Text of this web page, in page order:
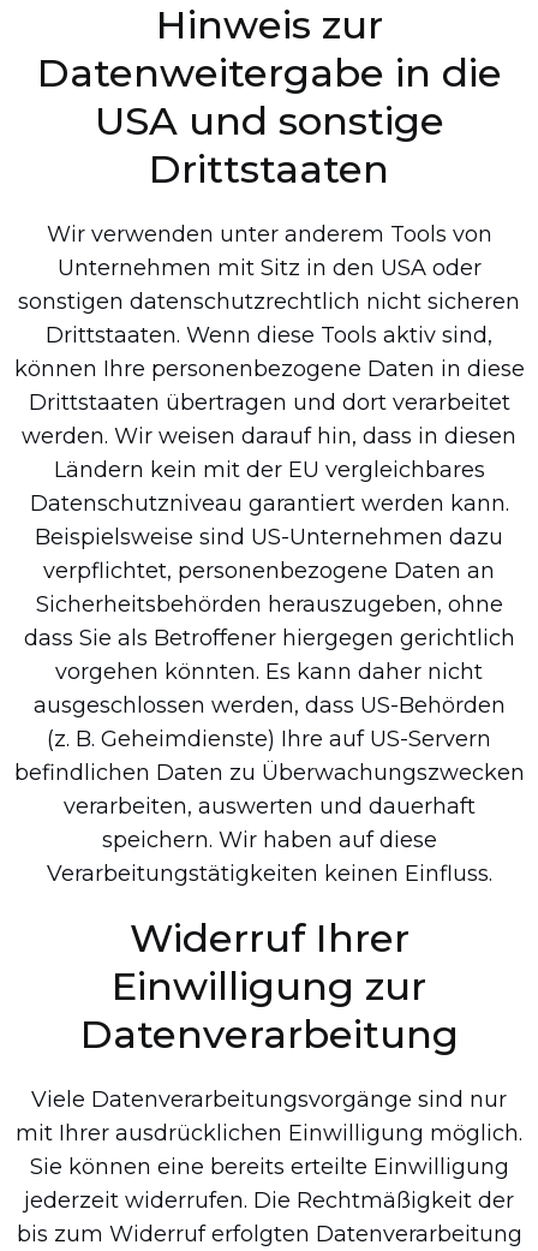
Hinweis zur
Datenweitergabe in die
USA und sonstige
Drittstaaten
Wir verwenden unter anderem Tools von
Unternehmen mit Sitz in den USA oder
sonstigen datenschutzrechtlich nicht sicheren
Drittstaaten. Wenn diese Tools aktiv sind,
können Ihre personenbezogene Daten in diese
Drittstaaten übertragen und dort verarbeitet
werden. Wir weisen darauf hin, dass in diesen
Ländern kein mit der EU vergleichbares
Datenschutzniveau garantiert werden kann.
Beispielsweise sind US-Unternehmen dazu
verpflichtet, personenbezogene Daten an
Sicherheitsbehörden herauszugeben, ohne
dass Sie als Betroffener hiergegen gerichtlich
vorgehen könnten. Es kann daher nicht
ausgeschlossen werden, dass US-Behörden
(z. B. Geheimdienste) Ihre auf US-Servern
befindlichen Daten zu Überwachungszwecken
verarbeiten, auswerten und dauerhaft
speichern. Wir haben auf diese
Verarbeitungstätigkeiten keinen Einfluss.
Widerruf Ihrer
Einwilligung zur
Datenverarbeitung
Viele Datenverarbeitungsvorgänge sind nur
mit Ihrer ausdrücklichen Einwilligung möglich.
Sie können eine bereits erteilte Einwilligung
jederzeit widerrufen. Die Rechtmäßigkeit der
bis zum Widerruf erfolgten Datenverarbeitung